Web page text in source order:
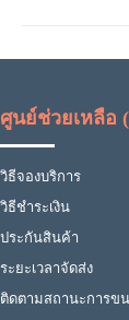
ศูนย์ช่วยเหลือ
วิธีจองบริการ
วิธีชำระเงิน
ประกันสินค้า
ระยะเวลาจัดส่ง
ติดตามสถานะการข